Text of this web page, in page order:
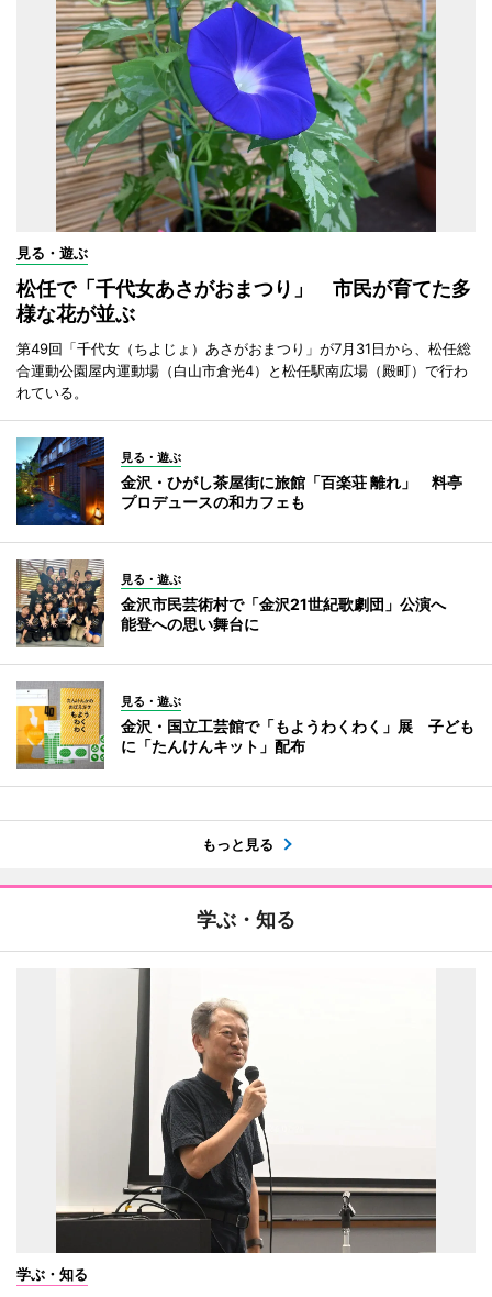
見る・遊ぶ
松任で「千代女あさがおまつり」 市民が育てた多
様な花が並ぶ
第49回「千代女（ちよじょ）あさがおまつり」が7月31日から、松任総
合運動公園屋内運動場（白山市倉光4）と松任駅南広場（殿町）で行わ
れている。
見る・遊ぶ
金沢・ひがし茶屋街に旅館「百楽荘 離れ」 料亭
プロデュースの和カフェも
見る・遊ぶ
金沢市民芸術村で「金沢21世紀歌劇団」公演へ
能登への思い舞台に
見る・遊ぶ
金沢・国立工芸館で「もようわくわく」展 子ども
に「たんけんキット」配布
もっと見る
学ぶ・知る
学ぶ・知る